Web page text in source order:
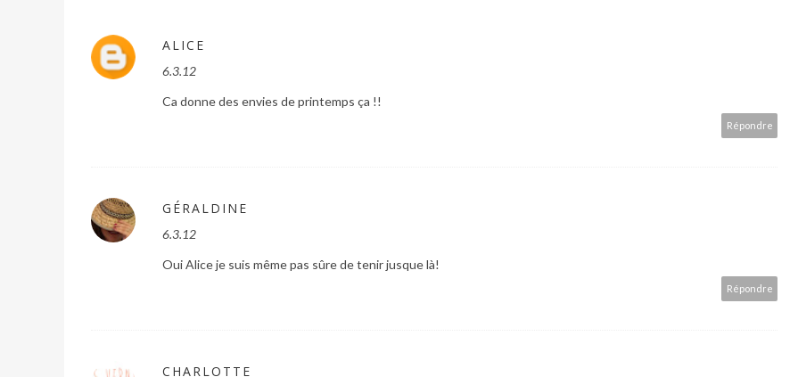
ALICE
6.3.12
Ca donne des envies de printemps ça !!
Répondre
GÉRALDINE
6.3.12
Oui Alice je suis même pas sûre de tenir jusque là!
Répondre
CHARLOTTE